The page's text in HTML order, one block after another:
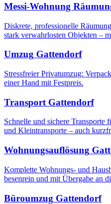
Messi-Wohnung
Diskrete, professionelle
stark verwahrlosten Objekten –
Umzug Gattendorf
Stressfreier Privatumzug:
einer Hand mit Festpreis.
Transport Gattendorf
Schnelle und sichere Transporte
und Kleintransporte – auch
Wohnungsauflösung
Komplette Wohnungs- und
besenrein und mit Übergabe an
Büroumzug Gattendorf